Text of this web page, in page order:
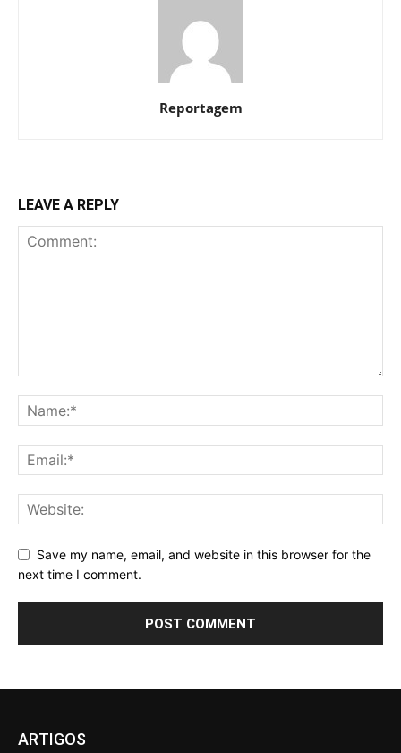
Reportagem
LEAVE A REPLY
Save my name, email, and website in this browser for the
next time I comment.
ARTIGOS